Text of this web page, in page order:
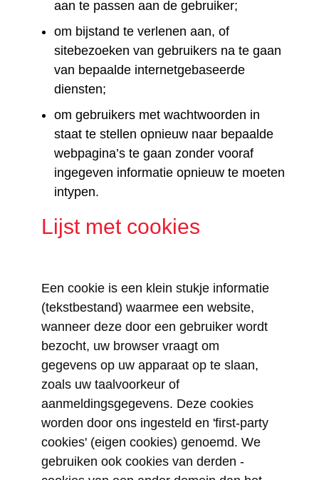
aan te passen aan de gebruiker;
om bijstand te verlenen aan, of
sitebezoeken van gebruikers na te gaan
van bepaalde internetgebaseerde
diensten;
om gebruikers met wachtwoorden in
staat te stellen opnieuw naar bepaalde
webpagina’s te gaan zonder vooraf
ingegeven informatie opnieuw te moeten
intypen.
Lijst met cookies
Een cookie is een klein stukje informatie
(tekstbestand) waarmee een website,
wanneer deze door een gebruiker wordt
bezocht, uw browser vraagt om
gegevens op uw apparaat op te slaan,
zoals uw taalvoorkeur of
aanmeldingsgegevens. Deze cookies
worden door ons ingesteld en 'first-party
cookies' (eigen cookies) genoemd. We
gebruiken ook cookies van derden -